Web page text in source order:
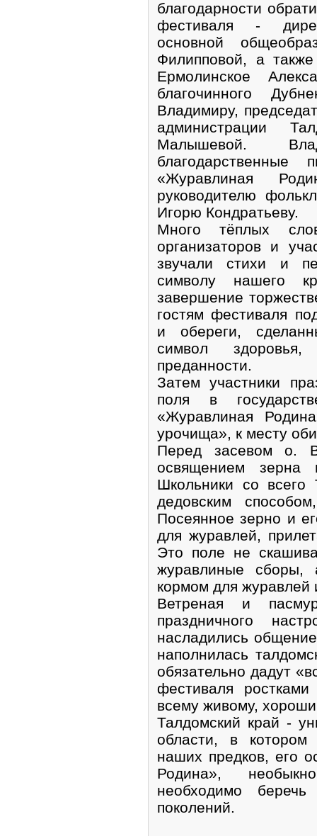
благодарности
фестиваля -
основной
Филипповой, а также
Ермолинское
благочинного
Владимиру,
администрации
Малышевой.
благодарственные
«Журавлиная
руководителю
Игорю Кондратьеву.
Много тёплых
организаторов и
звучали стихи и
символу нашего
завершение
гостям фестиваля
и обереги,
символ
преданности.
Затем участники
поля в
«Журавлиная
урочища», к месту
Перед засевом о.
освящением зерна
Школьники со всего
дедовским
Посеянное зерно и
для журавлей,
Это поле не
журавлиные сборы,
кормом для журавлей
Ветреная и
праздничного
насладились
наполнилась
обязательно дадут
фестиваля
всему живому,
Талдомский край -
области, в
наших предков, его
Родина»,
необходимо
поколений.